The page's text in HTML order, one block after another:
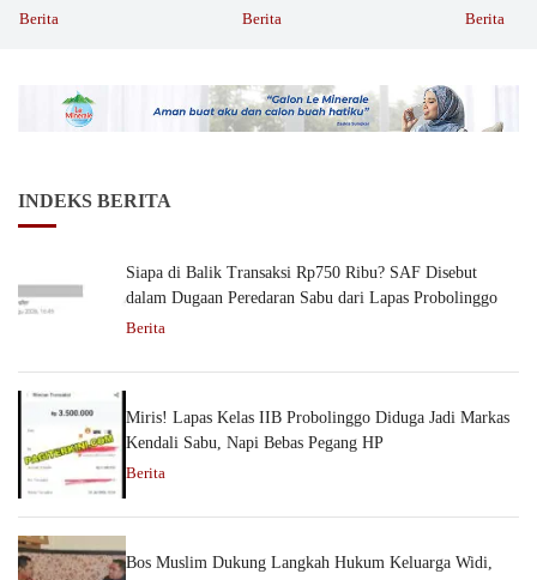
Ibadah GKJW Bangil
Berita
Berita
Berita
INDEKS BERITA
Siapa di Balik Transaksi Rp750 Ribu? SAF Disebut
dalam Dugaan Peredaran Sabu dari Lapas Probolinggo
Berita
Miris! Lapas Kelas IIB Probolinggo Diduga Jadi Markas
Kendali Sabu, Napi Bebas Pegang HP
Berita
Bos Muslim Dukung Langkah Hukum Keluarga Widi,